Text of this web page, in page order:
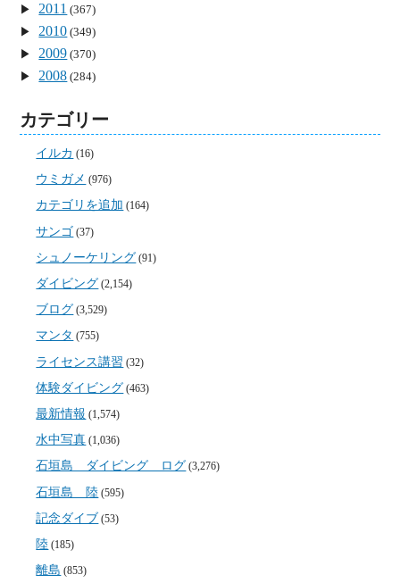
2011 (367)
2010 (349)
2009 (370)
2008 (284)
カテゴリー
イルカ (16)
ウミガメ (976)
カテゴリを追加 (164)
サンゴ (37)
シュノーケリング (91)
ダイビング (2,154)
ブログ (3,529)
マンタ (755)
ライセンス講習 (32)
体験ダイビング (463)
最新情報 (1,574)
水中写真 (1,036)
石垣島 ダイビング ログ (3,276)
石垣島 陸 (595)
記念ダイブ (53)
陸 (185)
離島 (853)